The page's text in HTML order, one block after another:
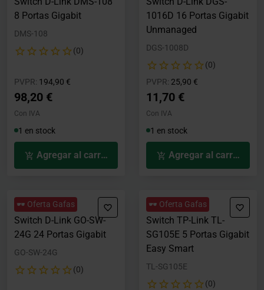
8 Portas Gigabit
DMS-108
(0)
PVPR: Precio rebajado desde
194,90 €
98,20 €
Con IVA
1 en stock
Agregar al carrito
1016D 16 Portas Gigabit
Unmanaged
DGS-1008D
(0)
PVPR: Precio rebajado desde
25,90 €
11,70 €
Con IVA
1 en stock
Agregar al carrito
🕶️ Oferta Gafas
Switch D-Link GO-SW-
24G 24 Portas Gigabit
GO-SW-24G
(0)
🕶️ Oferta Gafas
Switch TP-Link TL-
SG105E 5 Portas Gigabit
Easy Smart
TL-SG105E
(0)